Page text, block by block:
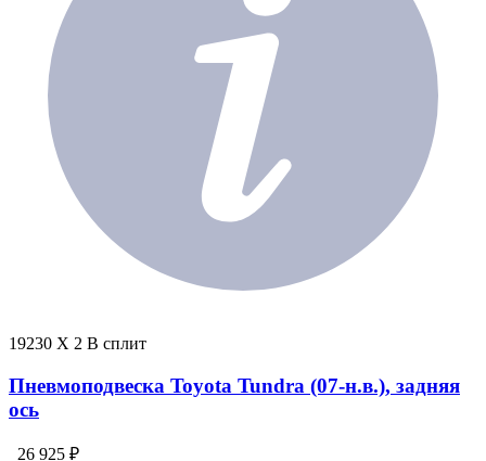
19230 X 2 В сплит
Пневмоподвеска Toyota Tundra (07-н.в.), задняя
ось
26 925 ₽